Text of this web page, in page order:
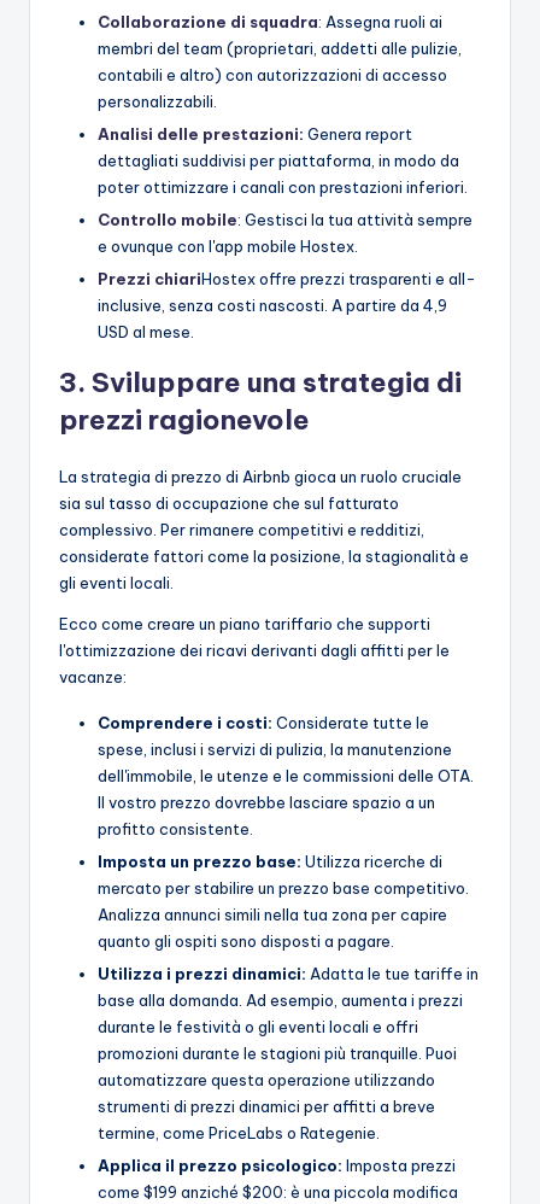
Collaborazione di squadra: Assegna ruoli ai
membri del team (proprietari, addetti alle pulizie,
contabili e altro) con autorizzazioni di accesso
personalizzabili.
Analisi delle prestazioni: Genera report
dettagliati suddivisi per piattaforma, in modo da
poter ottimizzare i canali con prestazioni inferiori.
Controllo mobile: Gestisci la tua attività sempre
e ovunque con l'app mobile Hostex.
Prezzi chiariHostex offre prezzi trasparenti e all-
inclusive, senza costi nascosti. A partire da 4,9
USD al mese.
3. Sviluppare una strategia di
prezzi ragionevole
La strategia di prezzo di Airbnb gioca un ruolo cruciale
sia sul tasso di occupazione che sul fatturato
complessivo. Per rimanere competitivi e redditizi,
considerate fattori come la posizione, la stagionalità e
gli eventi locali.
Ecco come creare un piano tariffario che supporti
l'ottimizzazione dei ricavi derivanti dagli affitti per le
vacanze:
Comprendere i costi: Considerate tutte le
spese, inclusi i servizi di pulizia, la manutenzione
dell'immobile, le utenze e le commissioni delle OTA.
Il vostro prezzo dovrebbe lasciare spazio a un
profitto consistente.
Imposta un prezzo base: Utilizza ricerche di
mercato per stabilire un prezzo base competitivo.
Analizza annunci simili nella tua zona per capire
quanto gli ospiti sono disposti a pagare.
Utilizza i prezzi dinamici: Adatta le tue tariffe in
base alla domanda. Ad esempio, aumenta i prezzi
durante le festività o gli eventi locali e offri
promozioni durante le stagioni più tranquille. Puoi
automatizzare questa operazione utilizzando
strumenti di prezzi dinamici per affitti a breve
termine, come PriceLabs o Rategenie.
Applica il prezzo psicologico: Imposta prezzi
come $199 anziché $200: è una piccola modifica